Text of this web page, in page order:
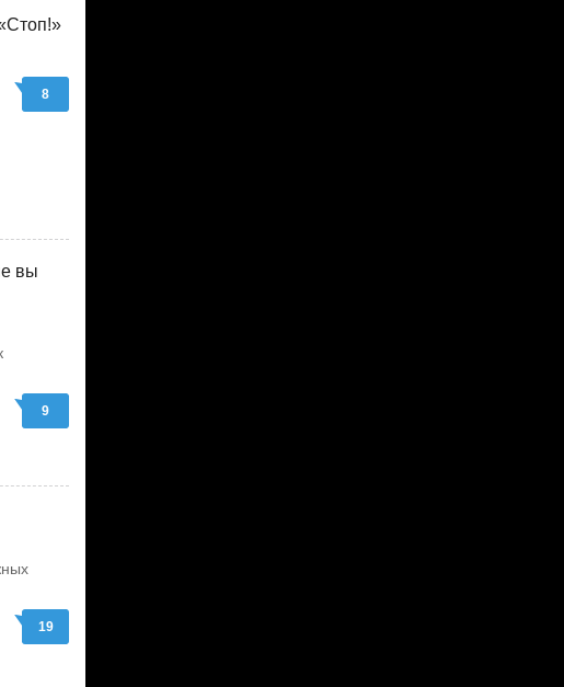
8
вы
9
19